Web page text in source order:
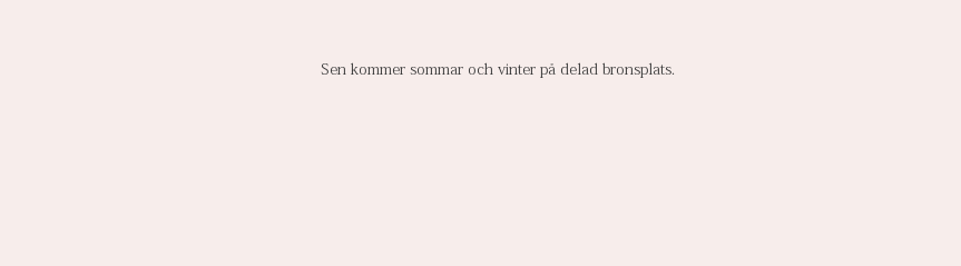
Sen kommer sommar och vinter på delad bronsplats.